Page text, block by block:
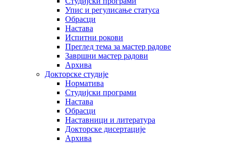
Упис и регулисање статуса
Обрасци
Настава
Испитни рокови
Преглед тема за мастер радове
Завршни мастер радови
Архива
Докторске студије
Норматива
Студијски програми
Настава
Обрасци
Наставници и литература
Докторске дисертације
Архива